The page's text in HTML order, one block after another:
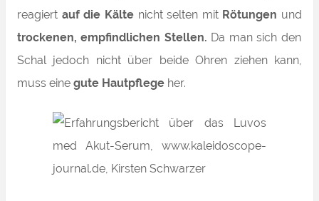
reagiert auf die Kälte nicht selten mitRötungen und
trockenen, empfindlichen Stellen. Da man sich den
Schal jedoch nicht über beide Ohren ziehen kann,
muss eine gute Hautpflege her.